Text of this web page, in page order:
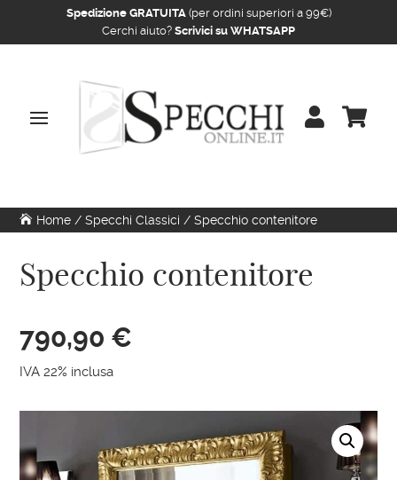
Spedizione GRATUITA(per ordini superiori a 99€)
Cerchi aiuto? Scrivici su WHATSAPP
 
Home /Specchi Classici / Specchio contenitore
Specchio contenitore
790,90 €
IVA 22% inclusa